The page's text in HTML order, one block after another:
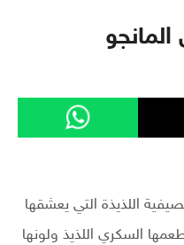
اللذيذة التي يعشقها
السكري اللذيذ ولونها